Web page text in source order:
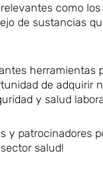
como
de sustancias
herramientas
de
y salud
y patrocinadores
salud!